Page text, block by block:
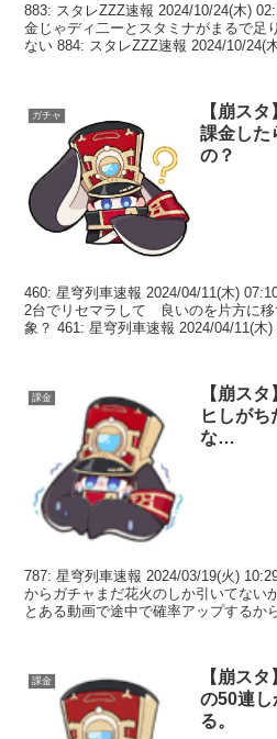
883: スタレZZZ速報 2024/10/24(木)
金じゃディ二ーとスタミナがまるで足
ない 884: スタレZZZ速報 2024/10/24(
ガチャ
【崩ス
課金した
の？
460: 星穹列車速報 2024/04/11(木)
2台でリセマラして 良いのを片方に
象？ 461: 星穹列車速報 2024/04/11(木)
課金
【崩ス
ヒしがち
な…
787: 星穹列車速報 2024/03/19(火)
からガチャまだ花火のしか引いてない
とある動画で途中で確率アップするか
課金
【崩ス
の50連し
る。